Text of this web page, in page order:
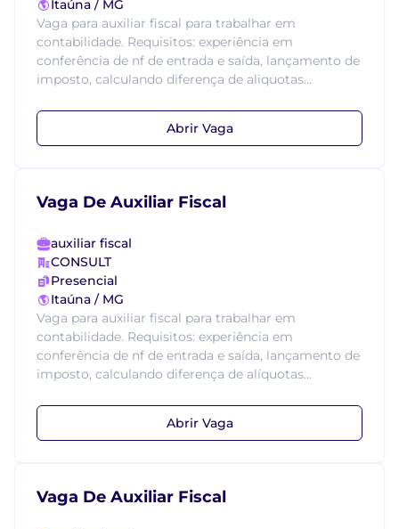
Itaúna / MG
Vaga para auxiliar fiscal para trabalhar em
contabilidade. Requisitos: experiência em
conferência de nf de entrada e saída, lançamento de
imposto, calculando diferença de aliquotas...
Abrir Vaga
Vaga De Auxiliar Fiscal
auxiliar fiscal
CONSULT
Presencial
Itaúna / MG
Vaga para auxiliar fiscal para trabalhar em
contabilidade. Requisitos: experiência em
conferência de nf de entrada e saída, lançamento de
imposto, calculando diferença de alíquotas...
Abrir Vaga
Vaga De Auxiliar Fiscal